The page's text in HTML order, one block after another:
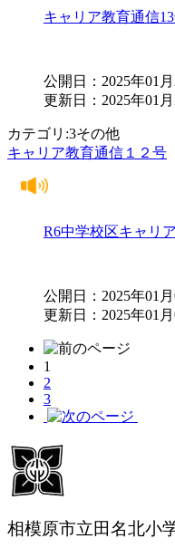
キャリア教育通信13
公開日：2025年01
更新日：2025年01
カテゴリ:3その他
キャリア教育通信１２号
R6中学校区キャリ
公開日：2025年01
更新日：2025年01
1
2
3
相模原市立田名北小